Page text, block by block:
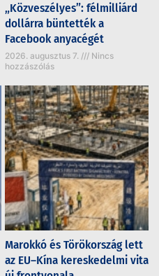
„Közveszélyes”: félmilliárd
dollárra büntették a
Facebook anyacégét
2026. augusztus 7.
Nincs
hozzászólás
Marokkó és Törökország lett
az EU–Kína kereskedelmi vita